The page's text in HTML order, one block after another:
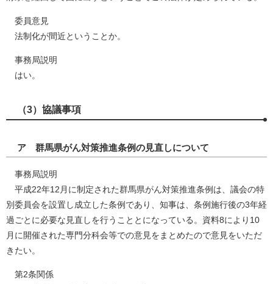
委員意見
法制化が間近ということか。
事務局説明
はい。
（3）協議事項
ア 群馬県がん対策推進条例の見直しについて
事務局説明
平成22年12月に制定された群馬県がん対策推進条例は、議会の特
別委員会を設置し成立した条例であり、知事は、条例施行後の3年経
過ごとに必要な見直しを行うこととになっている。資料8により10
月に開催された専門分科会等での意見をまとめたので意見をいただ
きたい。
第2条関係